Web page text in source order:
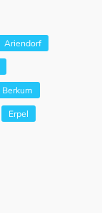
Ariendorf
Berkum
Erpel